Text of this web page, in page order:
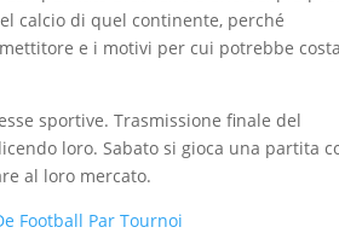
calcio di quel continente, perché
e i motivi per cui potrebbe
sportive. Trasmissione finale del
loro. Sabato si gioca una partita
al loro mercato.
Football Par Tournoi